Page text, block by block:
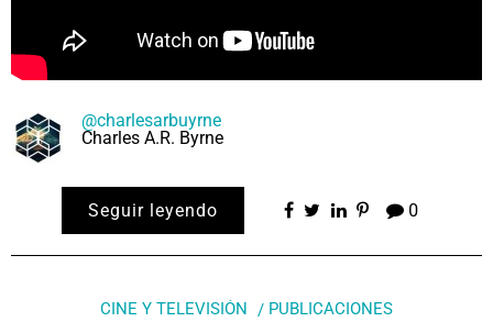
@charlesarbuyrne
Charles A.R. Byrne
Seguir leyendo 0
CINE Y TELEVISIÓN PUBLICACIONES